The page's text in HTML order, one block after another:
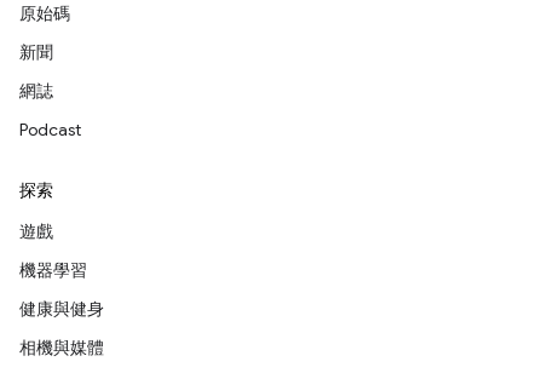
原始碼
新聞
網誌
Podcast
探索
遊戲
機器學習
健康與健身
相機與媒體